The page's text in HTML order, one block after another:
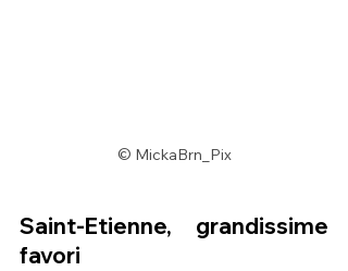
© MickaBrn_Pix
Saint-Etienne, grandissime
favori